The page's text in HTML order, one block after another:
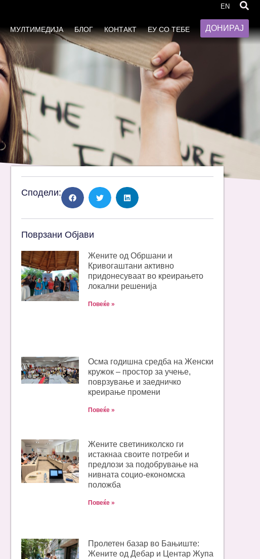
EN
МУЛТИМЕДИЈА БЛОГ КОНТАКТ ЕУ СО ТЕБЕ ДОНИРАЈ
Сподели:
Поврзани Објави
Жените од Обршани и
Кривогаштани активно
придонесуваат во креирањето
локални решенија
Повеќе »
Oсма годишна средба на Женски
кружок – простор за учење,
поврзување и заедничко
креирање промени
Повеќе »
Жените светиниколско ги
истакнаа своите потреби и
предлози за подобрување на
нивната социо-економска
положба
Повеќе »
Пролетен базар во Бањиште:
Жените од Дебар и Центар Жупа